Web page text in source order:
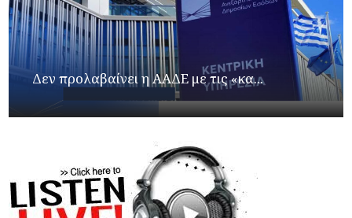
Δεν προλαβαίνει η ΑΑΔΕ με τις «κα...